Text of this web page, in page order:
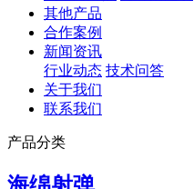
其他产品
合作案例
新闻资讯
行业动态 技术问答
关于我们
联系我们
产品分类